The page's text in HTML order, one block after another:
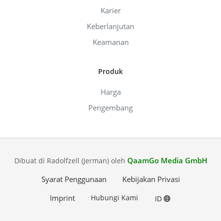
Karier
Keberlanjutan
Keamanan
Produk
Harga
Pengembang
Dibuat di Radolfzell (Jerman) oleh QaamGo Media GmbH
Syarat Penggunaan
Kebijakan Privasi
Imprint
Hubungi Kami ID